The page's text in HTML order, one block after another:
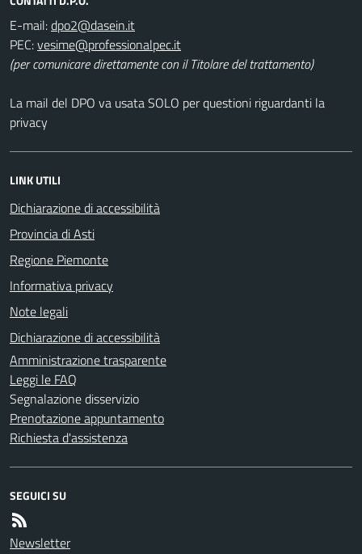
E-mail:
PEC:
(per comunicare direttamente con il Titolare del trattamento)
La mail del DPO va usata SOLO per questioni riguardanti la
privacy
LINK UTILI
Dichiarazione di accessibilità
Provincia di Asti
Regione Piemonte
Informativa privacy
Note legali
Dichiarazione di accessibilità
Amministrazione trasparente
Leggi le FAQ
Segnalazione disservizio
Prenotazione appuntamento
Richiesta d'assistenza
SEGUICI SU
Newsletter